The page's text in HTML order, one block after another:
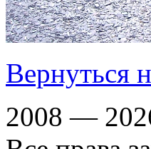
Вернуться
2008 —